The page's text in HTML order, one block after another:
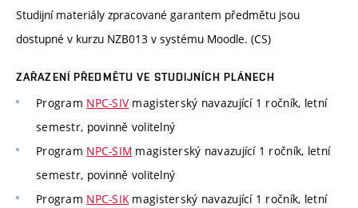
Studijní materiály zpracované garantem předmětu jsou
dostupné v kurzu NZB013 v systému Moodle. (CS)
ZAŘAZENÍ PŘEDMĚTU VE STUDIJNÍCH PLÁNECH
Program NPC-SIV magisterský navazující 1 ročník, letní
semestr, povinně volitelný
Program NPC-SIM magisterský navazující 1 ročník, letní
semestr, povinně volitelný
Program NPC-SIKmagisterský navazující 1 ročník, letní